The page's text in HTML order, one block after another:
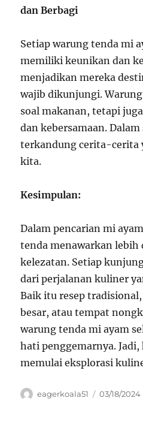
dan Berbagi
Setiap warung tenda mi
memiliki keunikan dan
menjadikan mereka
wajib dikunjungi.
soal makanan, tetapi
dan kebersamaan.
terkandung cerita-cerita
kita.
Kesimpulan:
Dalam pencarian mi
tenda menawarkan lebih
kelezatan. Setiap
dari perjalanan kuliner
Baik itu resep
besar, atau tempat
warung tenda mi ayam
hati penggemarnya. Jadi,
memulai eksplorasi
Author
eagerkoala51
Posted
03/18/2024